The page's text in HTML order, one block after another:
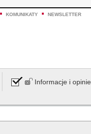
KOMUNIKATY NEWSLETTER
Informacje i opinie